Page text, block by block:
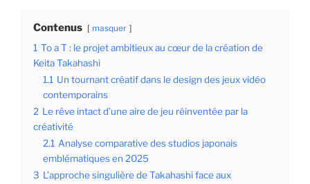
Contenus masquer
1 To a T : le projet ambitieux au cœur de la création de
Keita Takahashi
1.1 Un tournant créatif dans le design des jeux vidéo
contemporains
2 Le rêve intact d’une aire de jeu réinventée par la
créativité
2.1 Analyse comparative des studios japonais
emblématiques en 2025
3 L’approche singulière de Takahashi face aux